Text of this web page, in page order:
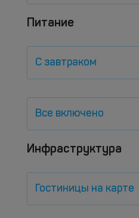
Питание
С завтраком
Все включено
Инфраструктура
Гостиницы на карте